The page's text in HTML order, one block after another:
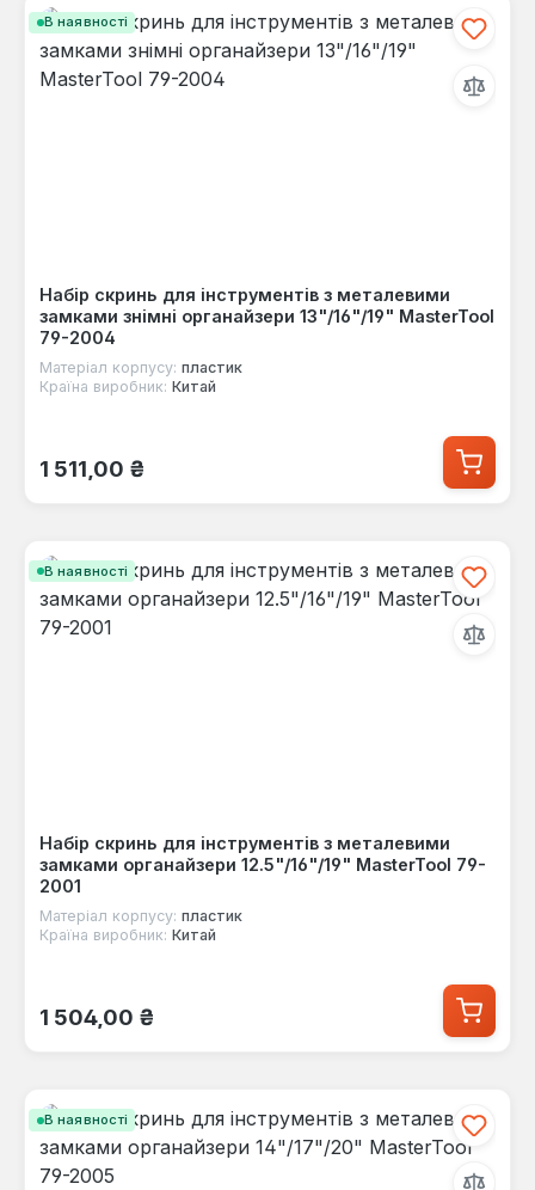
В наявності
Набір скринь для інструментів з металевими
замками знімні органайзери 13"/16"/19" MasterTool
79-2004
Матеріал корпусу: пластик
Країна виробник: Китай
Звичайна ціна:
1 511,00 ₴
В наявності
Набір скринь для інструментів з металевими
замками органайзери 12.5"/16"/19" MasterTool 79-
2001
Матеріал корпусу: пластик
Країна виробник: Китай
Звичайна ціна:
1 504,00 ₴
В наявності